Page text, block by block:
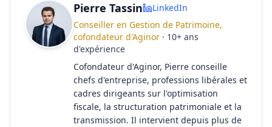
Pierre Tassin
LinkedIn
Conseiller en Gestion de Patrimoine,
cofondateur d'Aginor · 10+ ans
d'expérience
Cofondateur d'Aginor, Pierre conseille
chefs d'entreprise, professions libérales et
cadres dirigeants sur l'optimisation
fiscale, la structuration patrimoniale et la
transmission. Il intervient depuis plus de